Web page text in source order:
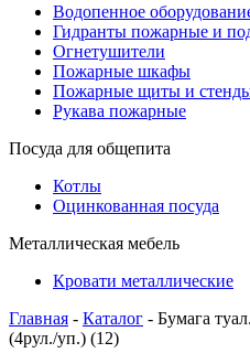
Водопенное
Гидранты пожарные и
Огнетушители
Пожарные шкафы
Пожарные щиты и
Рукава пожарные
Посуда для общепита
Котлы
Оцинкованная посуда
Металлическая мебель
Кровати металлические
Главная - Каталог - Бумага
(4рул./уп.) (12)